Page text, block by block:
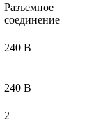
Разъемное
соединение
240 В
240 В
2